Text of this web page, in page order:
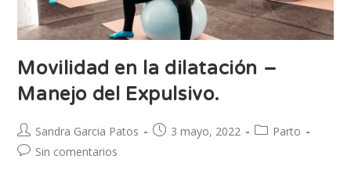
Movilidad en la dilatación –
Manejo del Expulsivo.
Sandra Garcia Patos 3 mayo, 2022
Parto
Sin comentarios